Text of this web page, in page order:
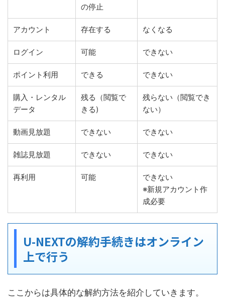
の停止
アカウント 存在する なくなる
ログイン 可能 できない
ポイント利用 できる できない
購入・レンタル
データ
残る（閲覧で
きる)
残らない（閲覧でき
ない）
動画見放題 できない できない
雑誌見放題 できない できない
再利用 可能
できない
※新規アカウント作
成必要
U-NEXTの解約手続きはオンライン
上で行う
ここからは具体的な解約方法を紹介していきます。